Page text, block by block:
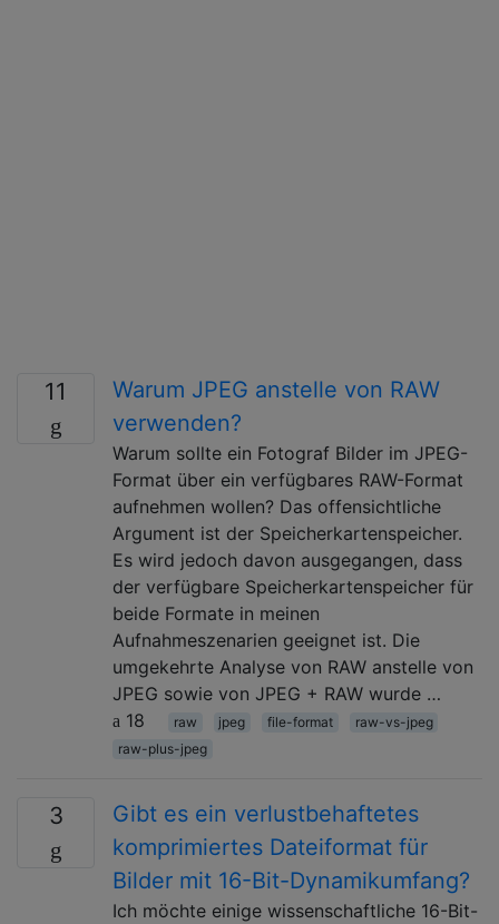
11
Warum JPEG anstelle von RAW
verwenden?
Warum sollte ein Fotograf Bilder im JPEG-
Format über ein verfügbares RAW-Format
aufnehmen wollen? Das offensichtliche
Argument ist der Speicherkartenspeicher.
Es wird jedoch davon ausgegangen, dass
der verfügbare Speicherkartenspeicher für
beide Formate in meinen
Aufnahmeszenarien geeignet ist. Die
umgekehrte Analyse von RAW anstelle von
JPEG sowie von JPEG + RAW wurde …
18
raw jpeg file-format
raw-vs-jpeg
raw-plus-jpeg
3
Gibt es ein verlustbehaftetes
komprimiertes Dateiformat für
Bilder mit 16-Bit-Dynamikumfang?
Ich möchte einige wissenschaftliche 16-Bit-